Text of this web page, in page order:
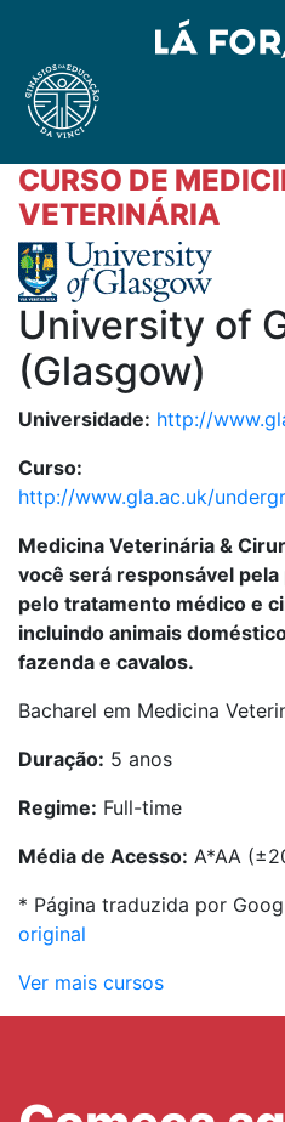
CURSO DE
VETERINÁRIA
University of
(Glasgow)
Universidade: http://
Curso:
http://www.gla.ac.uk/
Medicina Veterinária &
você será responsável
pelo tratamento médico e
incluindo animais
fazenda e cavalos.
Bacharel em Medicina
Duração: 5 anos
Regime: Full-time
Média de Acesso: A*AA
* Página traduzida por
original
Ver mais cursos